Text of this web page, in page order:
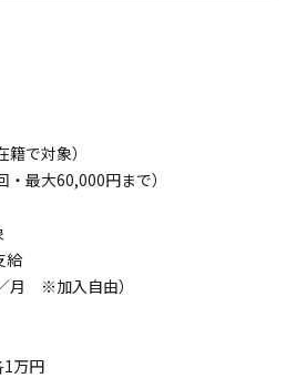
で対象）
最大60,000円まで）
給
月 ※加入自由）
1万円